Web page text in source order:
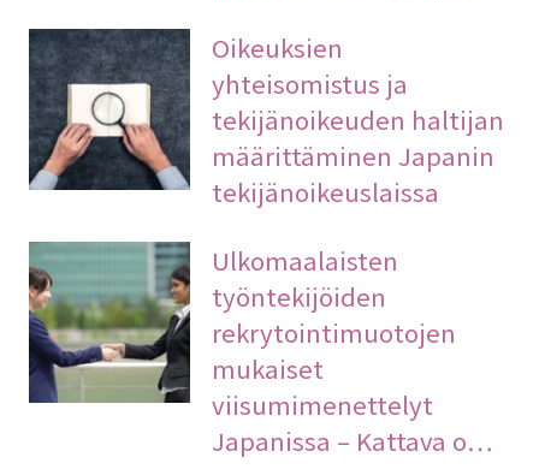
Oikeuksien
yhteisomistus ja
tekijänoikeuden haltijan
määrittäminen Japanin
tekijänoikeuslaissa
Ulkomaalaisten
työntekijöiden
rekrytointimuotojen
mukaiset
viisumimenettelyt
Japanissa – Kattava o…